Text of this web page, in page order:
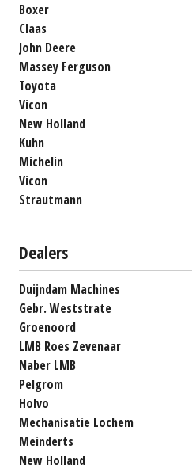
Boxer
Claas
John Deere
Massey Ferguson
Toyota
Vicon
New Holland
Kuhn
Michelin
Vicon
Strautmann
Dealers
Duijndam Machines
Gebr. Weststrate
Groenoord
LMB Roes Zevenaar
Naber LMB
Pelgrom
Holvo
Mechanisatie Lochem
Meinderts
New Holland